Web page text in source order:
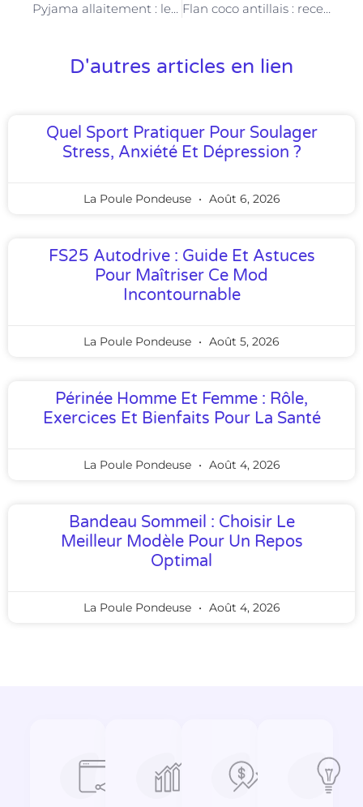
Pyjama allaitement : le choix confortable pour les nuits des jeunes mamans Flan coco antillais : recettes au lait concentré et sans Thermomix
D'autres articles en lien
Quel Sport Pratiquer Pour Soulager
Stress, Anxiété Et Dépression ?
La Poule Pondeuse Août 6, 2026
FS25 Autodrive : Guide Et Astuces
Pour Maîtriser Ce Mod
Incontournable
La Poule Pondeuse Août 5, 2026
Périnée Homme Et Femme : Rôle,
Exercices Et Bienfaits Pour La Santé
La Poule Pondeuse Août 4, 2026
Bandeau Sommeil : Choisir Le
Meilleur Modèle Pour Un Repos
Optimal
La Poule Pondeuse Août 4, 2026